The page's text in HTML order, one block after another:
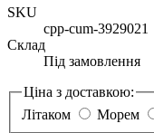
SKU
cpp-cum-3929021
Склад
Під замовлення
Ціна з доставкою:
Літаком
Морем